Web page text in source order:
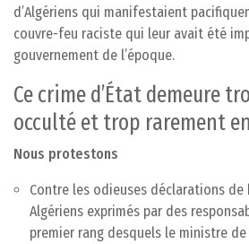
d’Algériens qui manifestaient
couvre-feu raciste qui leur avait été
gouvernement de l’époque.
Ce crime d’État demeure
occulté et trop rarement
Nous protestons
Contre les odieuses déclarations de
Algériens exprimés par des
premier rang desquels le ministre de